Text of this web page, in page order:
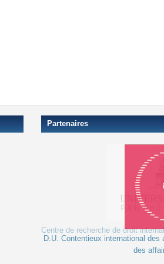
Partenaires
Centre de recherche de droit
D.U. Contentieux international
des